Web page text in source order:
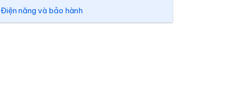
Điện năng và bảo hành